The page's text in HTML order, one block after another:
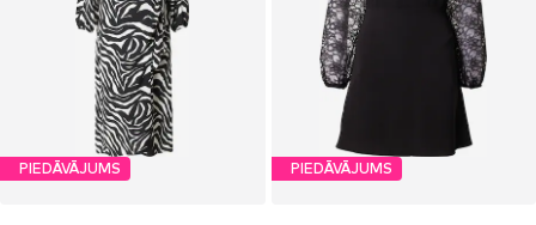
PIEDĀVĀJUMS PIEDĀVĀJUMS